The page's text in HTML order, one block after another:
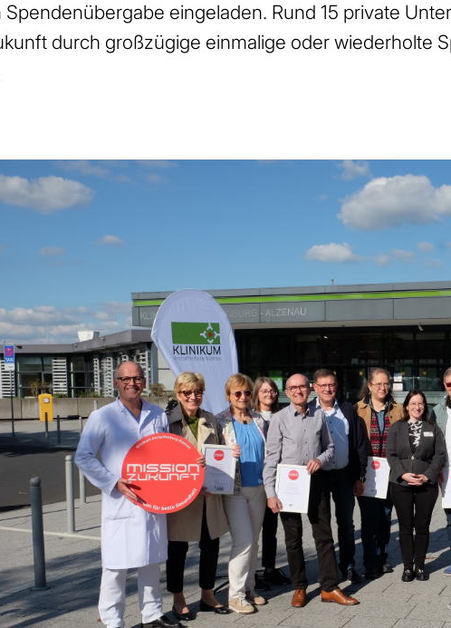
eingeladen. Rund 15 private
durch großzügige einmalige oder wiederholte